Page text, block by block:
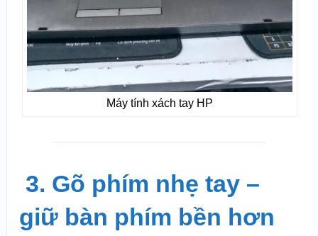
Máy tính xách tay HP
3. Gõ phím nhẹ tay –
giữ bàn phím bền hơn